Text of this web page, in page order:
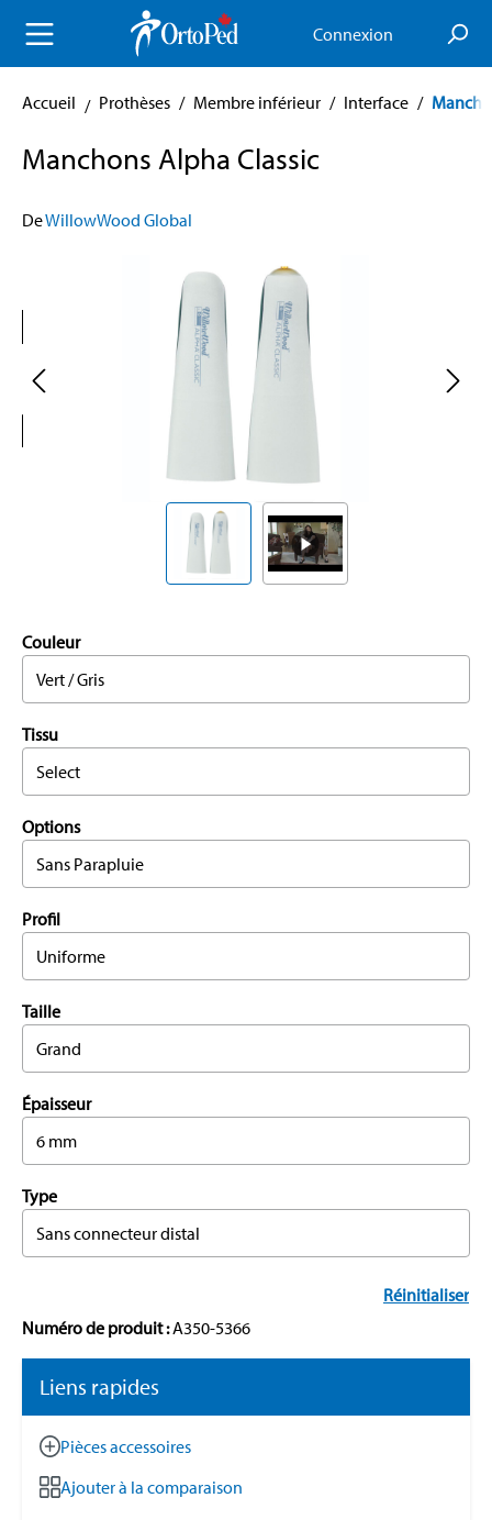
principal Connexion
Accueil Prothèses / Membre inférieur / Interface /
Manchons Alpha Classic
DeWillowWood Global
Couleur
Vert / Gris
Tissu
Select
Options
Sans Parapluie
Profil
Uniforme
Taille
Grand
Épaisseur
6 mm
Type
Sans connecteur distal
Réinitialiser
Numéro de produit :A350-5366
Liens rapides
Pièces accessoires
Ajouter à la comparaison